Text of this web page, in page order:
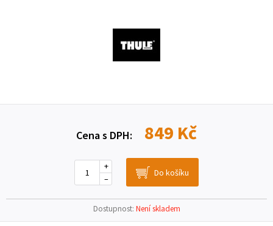
Cena s DPH: 849 Kč
–
+
Dostupnost: Není skladem